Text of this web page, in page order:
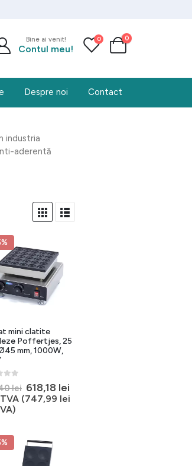
Bine ai venit!
Contul meu!
0 0
Despre noi Contact
industria
aderentă
mini clatite
Poffertjes, 25
mm, 1000W,
lei Prețul
inițial
618,18 lei
curent
(747,99 lei